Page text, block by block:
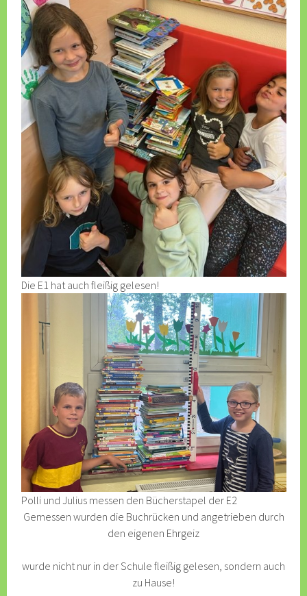
Die E1 hat auch fleißig gelesen!
Polli und Julius messen den Bücherstapel der E2
Gemessen wurden die Buchrücken und angetrieben durch
den eigenen Ehrgeiz
wurde nicht nur in der Schule fleißig gelesen, sondern auch
zu Hause!